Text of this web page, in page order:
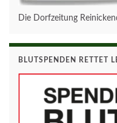
Die Dorfzeitung
BLUTSPENDEN RETTET